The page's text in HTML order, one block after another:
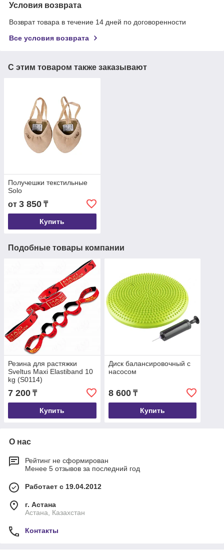
Условия возврата
Возврат товара в течение 14 дней по договоренности
Все условия возврата
С этим товаром также заказывают
Получешки текстильные
Solo
от 3 850 ₸
Купить
Подобные товары компании
Резина для растяжки
Sveltus Maxi Elastiband 10
kg (S0114)
7 200 ₸
Купить
Диск балансировочный с
насосом
8 600₸
Купить
О нас
Рейтинг не сформирован
Менее 5 отзывов за последний год
Работает с 19.04.2012
г. Астана
Астана, Казахстан
Контакты